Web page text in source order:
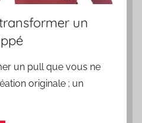
un
un pull que vous ne
originale ; un